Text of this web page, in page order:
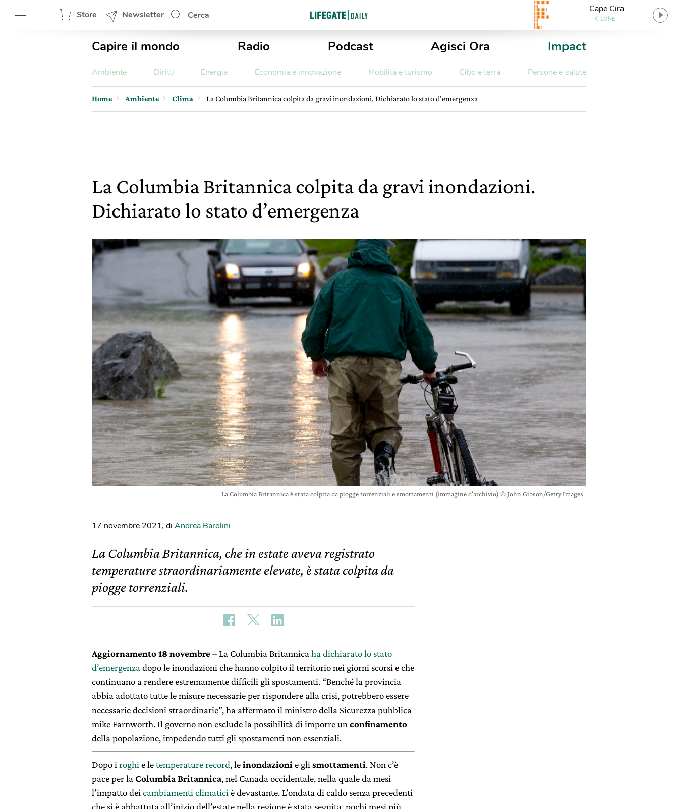
Store Newsletter Cerca
Cape Cira
K-LONE
Capire il mondo Radio Podcast Agisci Ora Impact
Ambiente Diritti Energia Economia e innovazione Mobilità e turismo Cibo e terra Persone e salute
Home Ambiente Clima La Columbia Britannica colpita da gravi inondazioni. Dichiarato lo stato d’emergenza
La Columbia Britannica colpita da gravi inondazioni.
Dichiarato lo stato d’emergenza
La Columbia Britannica è stata colpita da piogge torrenziali e smottamenti (immagine d'archivio) © John Gibson/Getty Images
17 novembre 2021, di Andrea Barolini
La Columbia Britannica, che in estate aveva registrato
temperature straordinariamente elevate, è stata colpita da
piogge torrenziali.
Aggiornamento 18 novembre– La Columbia Britannica ha dichiarato lo stato
d’emergenza dopo le inondazioni che hanno colpito il territorio nei giorni scorsi e che
continuano a rendere estremamente difficili gli spostamenti. “Benché la provincia
abbia adottato tutte le misure necessarie per rispondere alla crisi, potrebbero essere
necessarie decisioni straordinarie”, ha affermato il ministro della Sicurezza pubblica
mike Farnworth. Il governo non esclude la possibilità di imporre un confinamento
della popolazione, impedendo tutti gli spostamenti non essenziali.
Dopo i roghi e letemperature record, leinondazioni e gli smottamenti. Non c’è
pace per la Columbia Britannica, nel Canada occidentale, nella quale da mesi
l’impatto dei cambiamenti climatici è devastante. L’ondata di caldo senza precedenti
che si è abbattuta all’inizio dell’estate nella regione è stata seguita, pochi mesi più